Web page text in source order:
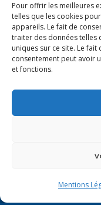
Pour offrir les meilleures
telles que les cookies
appareils. Le fait de
traiter des données telles
uniques sur ce site. Le
consentement peut avoir
et fonctions.
Mentions
Mentions